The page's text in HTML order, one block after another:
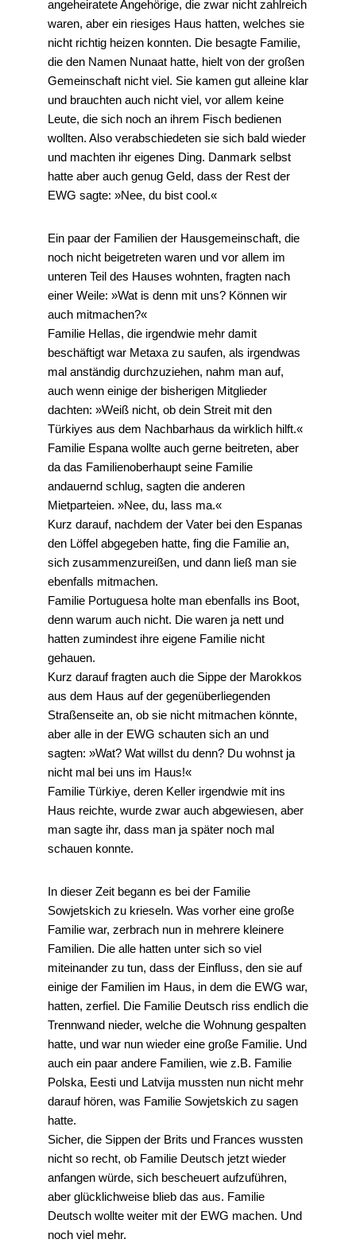
angeheiratete Angehörige, die zwar nicht zahlreich
waren, aber ein riesiges Haus hatten, welches sie
nicht richtig heizen konnten. Die besagte Familie,
die den Namen Nunaat hatte, hielt von der großen
Gemeinschaft nicht viel. Sie kamen gut alleine klar
und brauchten auch nicht viel, vor allem keine
Leute, die sich noch an ihrem Fisch bedienen
wollten. Also verabschiedeten sie sich bald wieder
und machten ihr eigenes Ding. Danmark selbst
hatte aber auch genug Geld, dass der Rest der
EWG sagte: »Nee, du bist cool.«
Ein paar der Familien der Hausgemeinschaft, die
noch nicht beigetreten waren und vor allem im
unteren Teil des Hauses wohnten, fragten nach
einer Weile: »Wat is denn mit uns? Können wir
auch mitmachen?«
Familie Hellas, die irgendwie mehr damit
beschäftigt war Metaxa zu saufen, als irgendwas
mal anständig durchzuziehen, nahm man auf,
auch wenn einige der bisherigen Mitglieder
dachten: »Weiß nicht, ob dein Streit mit den
Türkiyes aus dem Nachbarhaus da wirklich hilft.«
Familie Espana wollte auch gerne beitreten, aber
da das Familienoberhaupt seine Familie
andauernd schlug, sagten die anderen
Mietparteien. »Nee, du, lass ma.«
Kurz darauf, nachdem der Vater bei den Espanas
den Löffel abgegeben hatte, fing die Familie an,
sich zusammenzureißen, und dann ließ man sie
ebenfalls mitmachen.
Familie Portuguesa holte man ebenfalls ins Boot,
denn warum auch nicht. Die waren ja nett und
hatten zumindest ihre eigene Familie nicht
gehauen.
Kurz darauf fragten auch die Sippe der Marokkos
aus dem Haus auf der gegenüberliegenden
Straßenseite an, ob sie nicht mitmachen könnte,
aber alle in der EWG schauten sich an und
sagten: »Wat? Wat willst du denn? Du wohnst ja
nicht mal bei uns im Haus!«
Familie Türkiye, deren Keller irgendwie mit ins
Haus reichte, wurde zwar auch abgewiesen, aber
man sagte ihr, dass man ja später noch mal
schauen konnte.
In dieser Zeit begann es bei der Familie
Sowjetskich zu krieseln. Was vorher eine große
Familie war, zerbrach nun in mehrere kleinere
Familien. Die alle hatten unter sich so viel
miteinander zu tun, dass der Einfluss, den sie auf
einige der Familien im Haus, in dem die EWG war,
hatten, zerfiel. Die Familie Deutsch riss endlich die
Trennwand nieder, welche die Wohnung gespalten
hatte, und war nun wieder eine große Familie. Und
auch ein paar andere Familien, wie z.B. Familie
Polska, Eesti und Latvija mussten nun nicht mehr
darauf hören, was Familie Sowjetskich zu sagen
hatte.
Sicher, die Sippen der Brits und Frances wussten
nicht so recht, ob Familie Deutsch jetzt wieder
anfangen würde, sich bescheuert aufzuführen,
aber glücklichweise blieb das aus. Familie
Deutsch wollte weiter mit der EWG machen. Und
noch viel mehr.